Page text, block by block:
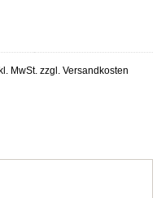
MwSt. zzgl. Versandkosten